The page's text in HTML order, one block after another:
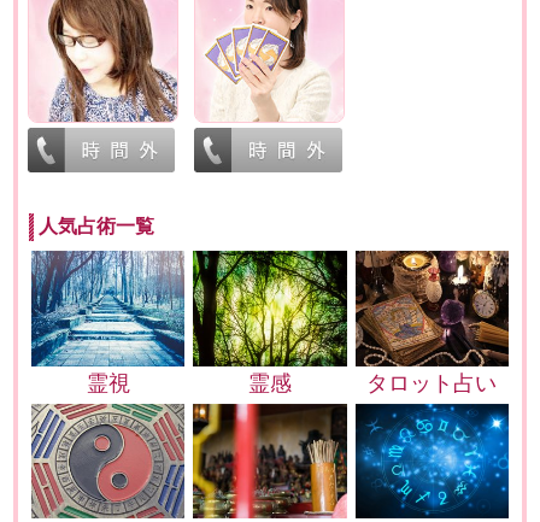
人気占術一覧
霊視 霊感 タロット占い